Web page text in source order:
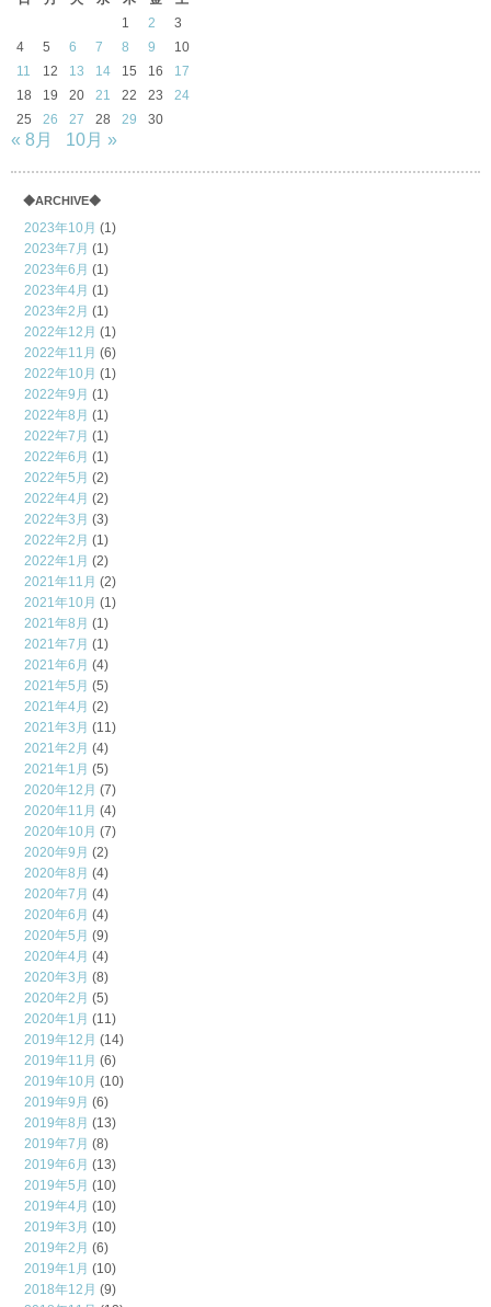
1
2
3
4
5 6 7 8 9
10
11
12 13 14 15 16
17
18
19 20 21 22 23
24
25
26 27 28 29 30
« 8月 10月 »
◆ARCHIVE◆
2023年10月 (1)
2023年7月 (1)
2023年6月 (1)
2023年4月 (1)
2023年2月 (1)
2022年12月 (1)
2022年11月 (6)
2022年10月 (1)
2022年9月 (1)
2022年8月 (1)
2022年7月 (1)
2022年6月 (1)
2022年5月 (2)
2022年4月 (2)
2022年3月 (3)
2022年2月 (1)
2022年1月 (2)
2021年11月 (2)
2021年10月 (1)
2021年8月 (1)
2021年7月 (1)
2021年6月 (4)
2021年5月 (5)
2021年4月 (2)
2021年3月 (11)
2021年2月 (4)
2021年1月 (5)
2020年12月 (7)
2020年11月 (4)
2020年10月 (7)
2020年9月 (2)
2020年8月 (4)
2020年7月 (4)
2020年6月 (4)
2020年5月 (9)
2020年4月 (4)
2020年3月 (8)
2020年2月 (5)
2020年1月 (11)
2019年12月 (14)
2019年11月 (6)
2019年10月 (10)
2019年9月 (6)
2019年8月 (13)
2019年7月 (8)
2019年6月 (13)
2019年5月 (10)
2019年4月 (10)
2019年3月 (10)
2019年2月 (6)
2019年1月 (10)
2018年12月 (9)